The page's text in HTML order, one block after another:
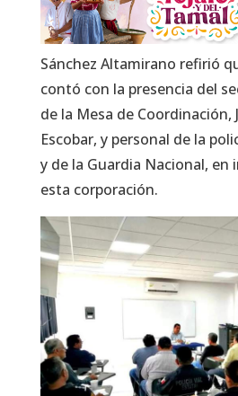
Sánchez Altamirano refirió
contó con la presencia del
de la Mesa de Coordinación,
Escobar, y personal de la
y de la Guardia Nacional, en
esta corporación.